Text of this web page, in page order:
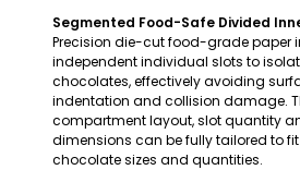
Segmented Food-Safe Divided
Precision die-cut food-grade paper
independent individual slots to
chocolates, effectively avoiding
indentation and collision damage.
compartment layout, slot quantity
dimensions can be fully tailored to
chocolate sizes and quantities.